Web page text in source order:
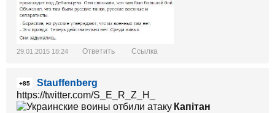
29.01.2015 18:24 Ответить Ссылка
+85
Stauffenberg
https://twitter.com/S_E_R_Z_H_
Капiтан